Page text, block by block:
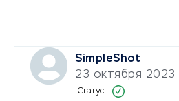
SimpleShot
23 октября 2023